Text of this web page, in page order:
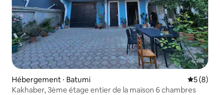
Hébergement ⋅ Batumi
5 (8)
Kakhaber, 3ème étage entier de la maison 6 chambres